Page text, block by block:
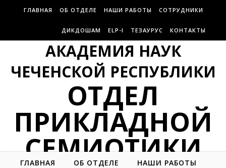
ГЛАВНАЯ ОБ ОТДЕЛЕ НАШИ РАБОТЫ СОТРУДНИКИ
ДИКДОШАМ ELP-I ТЕЗАУРУС КОНТАКТЫ
АКАДЕМИЯ НАУК
ЧЕЧЕНСКОЙ РЕСПУБЛИКИ
ОТДЕЛ
ПРИКЛАДНОЙ
СЕМИОТИКИ
ГЛАВНАЯ ОБ ОТДЕЛЕ НАШИ РАБОТЫ